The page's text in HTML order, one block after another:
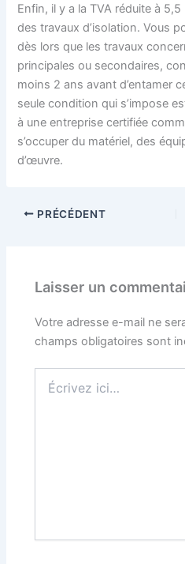
Enfin, il y a la TVA réduite à
des travaux d’isolation. Vous
dès lors que les travaux
principales ou secondaires,
moins 2 ans avant d’entamer
seule condition qui s’impose
à une entreprise certifiée
s’occuper du matériel, des
d’œuvre.
PRÉCÉDENT
Laisser un
Votre adresse e-mail ne
champs obligatoires sont
ici…